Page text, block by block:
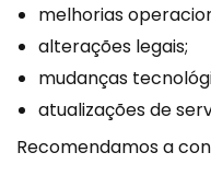
melhorias
alterações legais;
mudanças
atualizações de
Recomendamos a